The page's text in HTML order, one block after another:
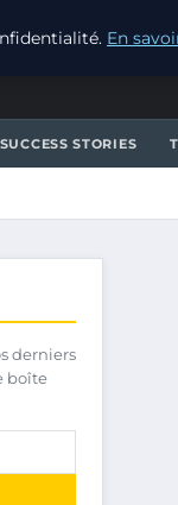
SUCCESS STORIES
derniers
boîte
En